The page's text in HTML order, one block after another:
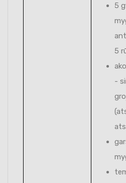
5
5
-